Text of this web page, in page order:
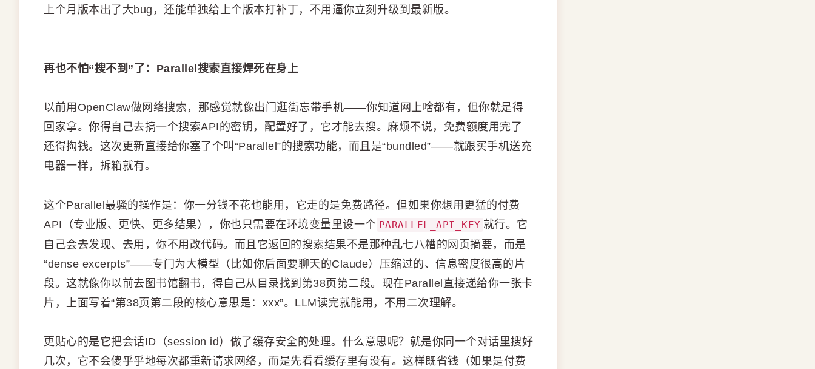
上个月版本出了大bug，还能单独给上个版本打补丁，不用逼你立刻升级到最新版。
再也不怕“搜不到”了：Parallel搜索直接焊死在身上
以前用OpenClaw做网络搜索，那感觉就像出门逛街忘带手机——你知道网上啥都有，但你就是得
回家拿。你得自己去搞一个搜索API的密钥，配置好了，它才能去搜。麻烦不说，免费额度用完了
还得掏钱。这次更新直接给你塞了个叫“Parallel”的搜索功能，而且是“bundled”——就跟买手机送充
电器一样，拆箱就有。
这个Parallel最骚的操作是：你一分钱不花也能用，它走的是免费路径。但如果你想用更猛的付费
API（专业版、更快、更多结果），你也只需要在环境变量里设一个 PARALLEL_API_KEY 就行。它
自己会去发现、去用，你不用改代码。而且它返回的搜索结果不是那种乱七八糟的网页摘要，而是
“dense excerpts”——专门为大模型（比如你后面要聊天的Claude）压缩过的、信息密度很高的片
段。这就像你以前去图书馆翻书，得自己从目录找到第38页第二段。现在Parallel直接递给你一张卡
片，上面写着“第38页第二段的核心意思是：xxx”。LLM读完就能用，不用二次理解。
更贴心的是它把会话ID（session id）做了缓存安全的处理。什么意思呢？就是你同一个对话里搜好
几次，它不会傻乎乎地每次都重新请求网络，而是先看看缓存里有没有。这样既省钱（如果是付费